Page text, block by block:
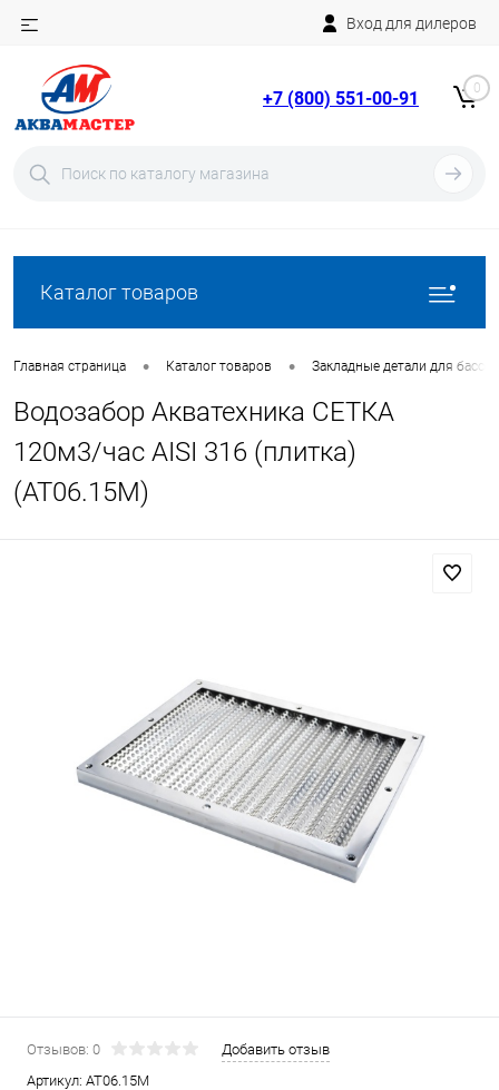
Вход для дилеров
+7 (800) 551-00-91 0
Каталог товаров
Главная страница • Каталог товаров • Закладные детали для
Водозабор Акватехника СЕТКА
120м3/час AISI 316 (плитка)
(AT06.15M)
Отзывов: 0
Добавить отзыв
Артикул: AT06.15M